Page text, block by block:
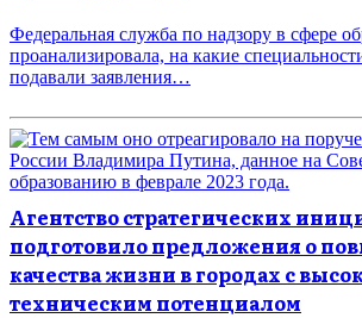
Федеральная служба по надзору в сфере
проанализировала, на какие
подавали заявления…
Агентство стратегических
подготовило предложения о
качества жизни в городах с
техническим потенциалом